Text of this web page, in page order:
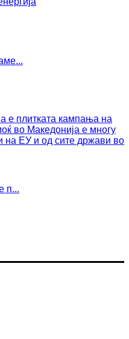
п...